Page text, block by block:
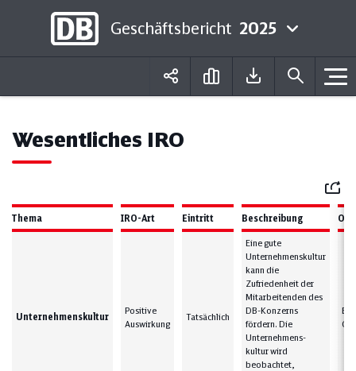
Geschäftsbericht 2025
Wesentliches IRO
Mail
Thema IRO-Art Eintritt Beschreibung Ort
Unternehmenskultur
Positive
Auswirkung
Tatsächlich
Eine gute
Unternehmenskultur
kann die
Zufriedenheit der
Mitarbeitenden des
DB-Konzerns
fördern. Die
Unternehmens-
kultur wird
beobachtet,